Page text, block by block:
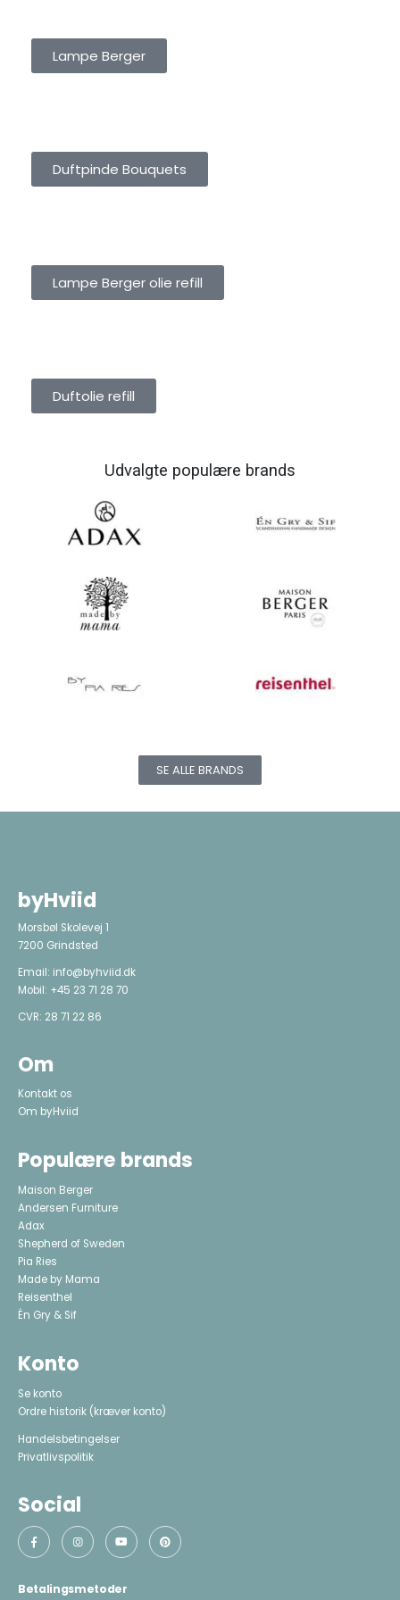
Lampe Berger
Duftpinde Bouquets
Lampe Berger olie refill
Duftolie refill
Udvalgte populære brands
SE ALLE BRANDS
byHviid
Morsbøl Skolevej 1
7200 Grindsted
Email: info@byhviid.dk
Mobil: +45 23 71 28 70
CVR: 28 71 22 86
Om
Kontakt os
Om byHviid
Populære brands
Maison Berger
Andersen Furniture
Adax
Shepherd of Sweden
Pia Ries
Made by Mama
Reisenthel
Én Gry & Sif
Konto
Se konto
Ordre historik (kræver konto)
Handelsbetingelser
Privatlivspolitik
Social
Betalingsmetoder